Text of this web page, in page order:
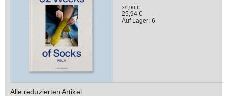
39,90 €
25,94 €
Auf Lager: 6
Alle reduzierten Artikel